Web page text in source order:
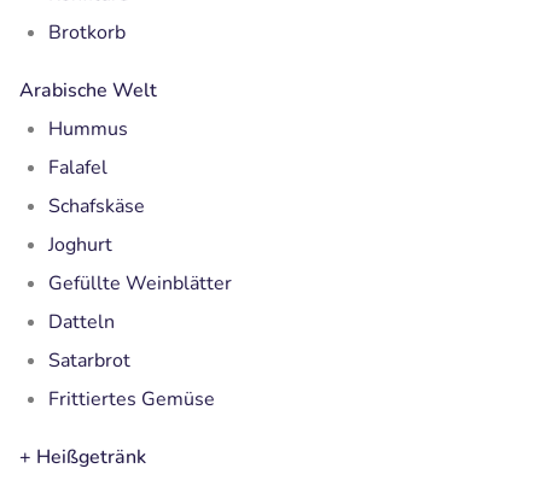
Brotkorb
Arabische Welt
Hummus
Falafel
Schafskäse
Joghurt
Gefüllte Weinblätter
Datteln
Satarbrot
Frittiertes Gemüse
+ Heißgetränk